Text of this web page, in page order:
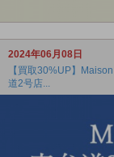
2024年06月08日
【買取30%UP】
道2号店...